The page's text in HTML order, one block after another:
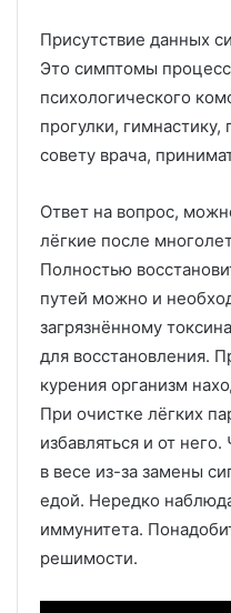
Присутствие данных
Это симптомы
психологического
прогулки,
совету врача,
Ответ на вопрос,
лёгкие после
Полностью
путей можно и
загрязнённому
для восстановления.
курения организм
При очистке лёгких
избавляться и от
в весе из-за замены
едой. Нередко
иммунитета.
решимости.